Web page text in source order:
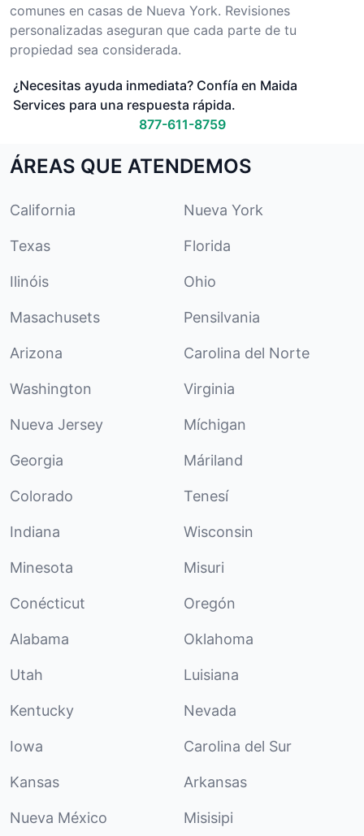
comunes en casas de Nueva York. Revisiones
personalizadas aseguran que cada parte de tu
propiedad sea considerada.
¿Necesitas ayuda inmediata? Confía en Maida
Services para una respuesta rápida.
877-611-8759
ÁREAS QUE ATENDEMOS
California Nueva York
Texas Florida
Ilinóis Ohio
Masachusets Pensilvania
Arizona Carolina del Norte
Washington Virginia
Nueva Jersey Míchigan
Georgia Máriland
Colorado Tenesí
Indiana Wisconsin
Minesota Misuri
Conécticut Oregón
Alabama Oklahoma
Utah Luisiana
Kentucky Nevada
Iowa Carolina del Sur
Kansas Arkansas
Nueva México Misisipi